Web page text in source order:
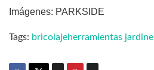
Imágenes: PARKSIDE
Tags: bricolajeherramientas